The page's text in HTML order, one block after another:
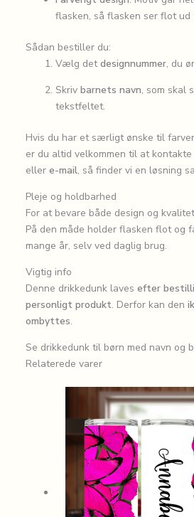
flasken, så flasken ser flot ud
Sådan bestiller du:
Vælg detdesignnummer, du
Skriv barnets navn, som skal
tekstfeltet.
Hvis du har et særligt ønske til
er du altid velkommen til at kontakte
eller e-mail, så finder vi en løsning
Pleje og holdbarhed
For at bevare både design og
På den måde holder flasken flot og
mange år, selv ved daglig brug.
Vigtig info
Denne drikkedunk laves efter
personligt produkt. Derfor kan den
ombyttes.
Se drikkedunk til børn med navn og
Relaterede varer